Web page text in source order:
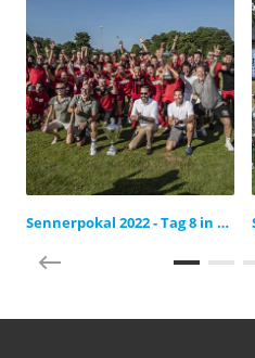
Sennerpokal 2022 - Tag 8 in Bildern